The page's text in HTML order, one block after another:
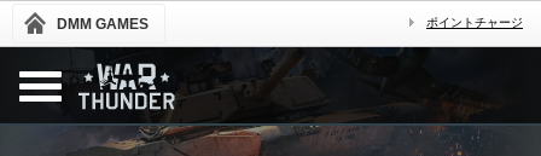
DMM GAMES ポイントチャージ